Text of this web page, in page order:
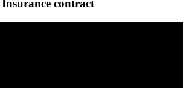
Insurance contract